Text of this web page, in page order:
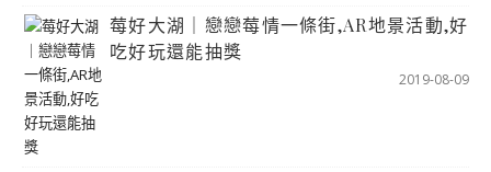
莓好大湖｜戀戀莓情一條街,AR地景活動,好
吃好玩還能抽獎
2019-08-09